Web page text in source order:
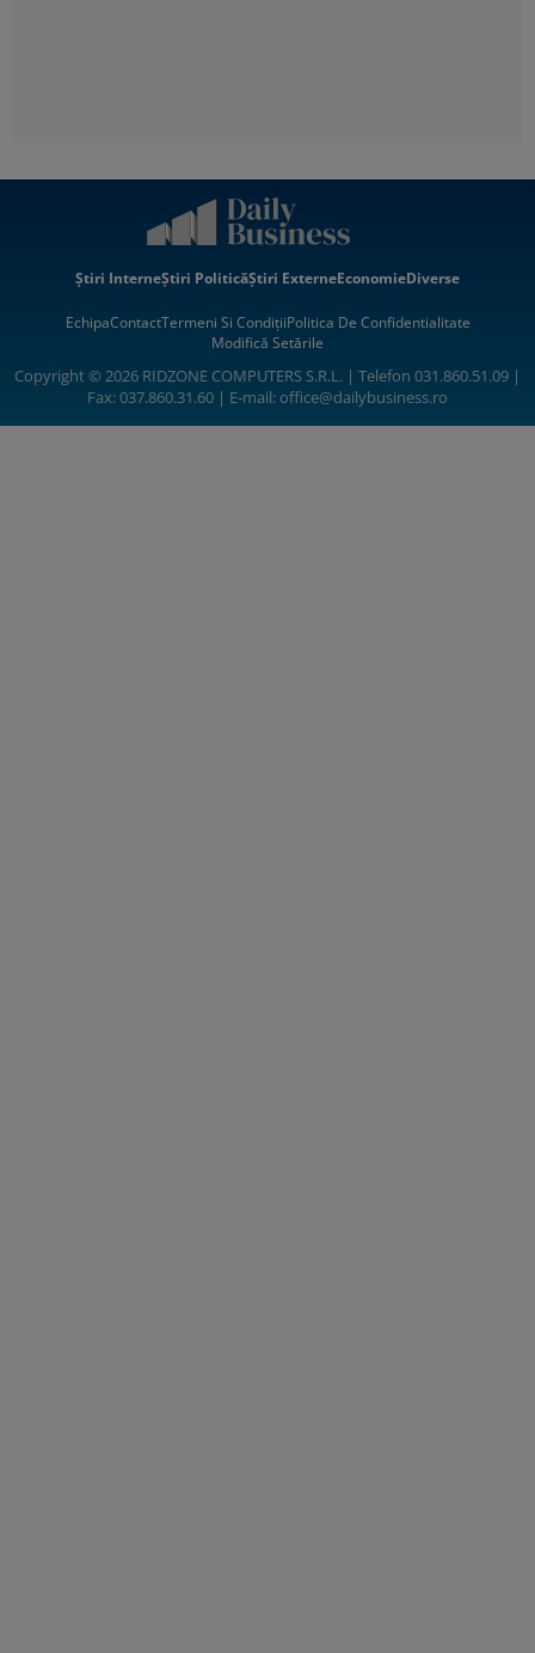
Știri InterneȘtiri PoliticăȘtiri ExterneEconomieDiverse
EchipaContactTermeni Si CondițiiPolitica De Confidentialitate
Modifică Setările
Copyright © 2026 RIDZONE COMPUTERS S.R.L. | Telefon 031.860.51.09 |
Fax: 037.860.31.60 | E-mail:office@dailybusiness.ro